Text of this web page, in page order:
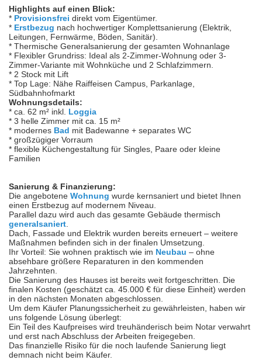
Highlights auf einen Blick:
* Provisionsfrei direkt vom Eigentümer.
* Erstbezug nach hochwertiger Komplettsanierung (Elektrik,
Leitungen, Fernwärme, Böden, Sanitär).
* Thermische Generalsanierung der gesamten Wohnanlage
* Flexibler Grundriss: Ideal als 2-Zimmer-Wohnung oder 3-
Zimmer-Variante mit Wohnküche und 2 Schlafzimmern.
* 2 Stock mit Lift
* Top Lage: Nähe Raiffeisen Campus, Parkanlage,
Südbahnhofmarkt
Wohnungsdetails:
* ca. 62 m² inkl. Loggia
* 3 helle Zimmer mit ca. 15 m²
* modernes Bad mit Badewanne + separates WC
* großzügiger Vorraum
* flexible Küchengestaltung für Singles, Paare oder kleine
Familien
Sanierung & Finanzierung:
Die angebotene Wohnung wurde kernsaniert und bietet Ihnen
einen Erstbezug auf modernem Niveau.
Parallel dazu wird auch das gesamte Gebäude thermisch
generalsaniert
Dach, Fassade und Elektrik wurden bereits erneuert – weitere
Maßnahmen befinden sich in der finalen Umsetzung.
Ihr Vorteil: Sie wohnen praktisch wie im Neubau – ohne
absehbare größere Reparaturen in den kommenden
Jahrzehnten.
Die Sanierung des Hauses ist bereits weit fortgeschritten. Die
finalen Kosten (geschätzt ca. 45.000 € für diese Einheit) werden
in den nächsten Monaten abgeschlossen.
Um dem Käufer Planungssicherheit zu gewährleisten, haben wir
uns folgende Lösung überlegt:
Ein Teil des Kaufpreises wird treuhänderisch beim Notar verwahrt
und erst nach Abschluss der Arbeiten freigegeben.
Das finanzielle Risiko für die noch laufende Sanierung liegt
demnach nicht beim Käufer.